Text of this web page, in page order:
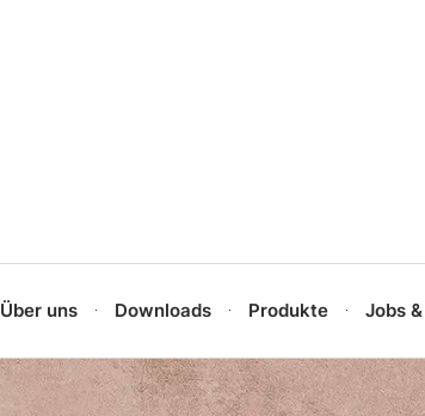
Über uns Downloads Produkte Jobs